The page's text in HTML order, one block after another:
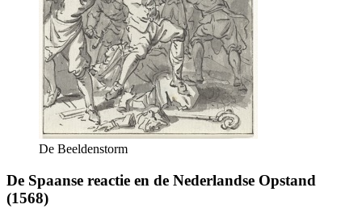
De Beeldenstorm
De Spaanse reactie en de Nederlandse Opstand
(1568)